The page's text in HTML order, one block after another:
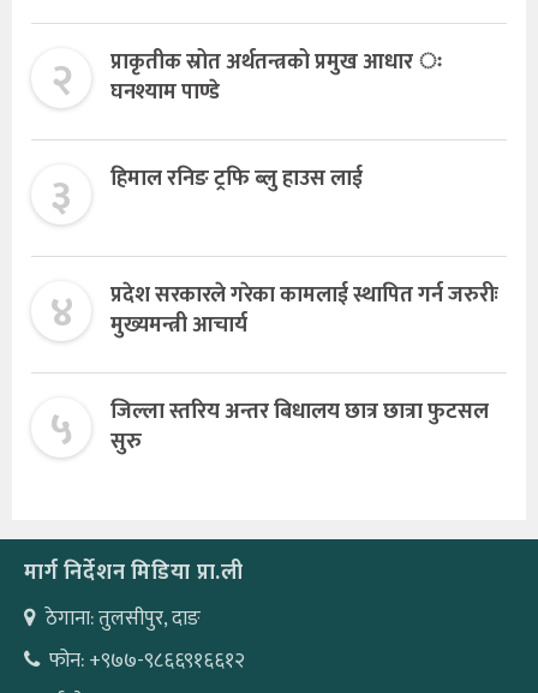
२
प्राकृतीक स्रोत अर्थतन्त्रको प्रमुख आधार ः
घनश्याम पाण्डे
३ हिमाल रनिङ ट्रफि ब्लु हाउस लाई
४
प्रदेश सरकारले गरेका कामलाई स्थापित गर्न जरुरीः
मुख्यमन्त्री आचार्य
५
जिल्ला स्तरिय अन्तर बिधालय छात्र छात्रा फुटसल
सुरु
मार्ग निर्देशन मिडिया प्रा.ली
ठेगाना: तुलसीपुर, दाङ
फोन: +९७७-९८६६९१६६१२